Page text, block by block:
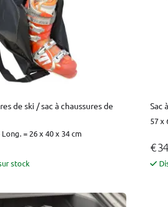
de ski / sac à chaussures de
= 26 x 40 x 34 cm
stock
Sac
57 x
€